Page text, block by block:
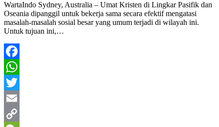
WartaIndo Sydney, Australia – Umat Kristen di Lingkar Pasifik dan
Oseania dipanggil untuk bekerja sama secara efektif mengatasi
masalah-masalah sosial besar yang umum terjadi di wilayah ini.
Untuk tujuan ini,…
Facebook
WhatsApp
Twitter
Email